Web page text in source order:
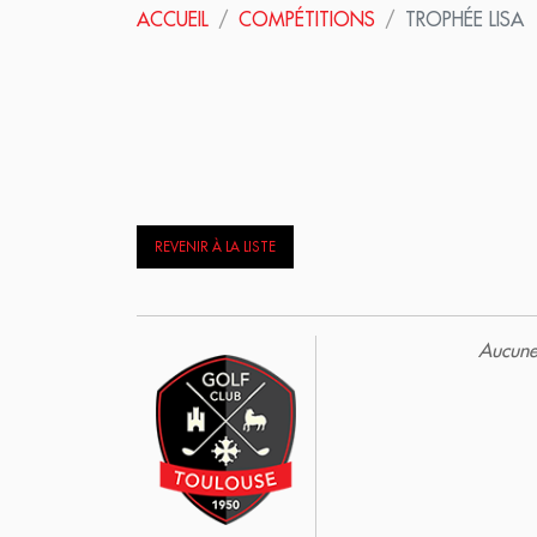
ACCUEIL COMPÉTITIONS TROPHÉE LISA
REVENIR À LA LISTE